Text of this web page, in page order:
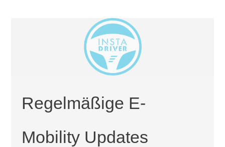
Regelmäßige E-
Mobility Updates